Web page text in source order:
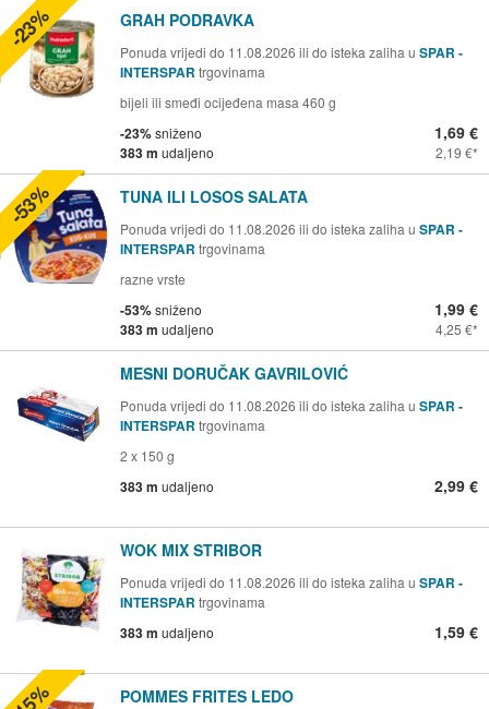
GRAH PODRAVKA
Ponuda vrijedi do 11.08.2026 ili do isteka zaliha u SPAR -
INTERSPAR trgovinama
bijeli ili smeđi ocijeđena masa 460 g
-23%sniženo
383 m udaljeno
1,69 €
2,19 €
-23%
TUNA ILI LOSOS SALATA
Ponuda vrijedi do 11.08.2026 ili do isteka zaliha u SPAR -
INTERSPAR trgovinama
razne vrste
-53%sniženo
383 m udaljeno
1,99 €
4,25 €
-53%
MESNI DORUČAK GAVRILOVIĆ
Ponuda vrijedi do 11.08.2026 ili do isteka zaliha u SPAR -
INTERSPAR trgovinama
2 x 150 g
383 m udaljeno 2,99 €
WOK MIX STRIBOR
Ponuda vrijedi do 11.08.2026 ili do isteka zaliha u SPAR -
INTERSPAR trgovinama
383 m udaljeno 1,59 €
POMMES FRITES LEDO